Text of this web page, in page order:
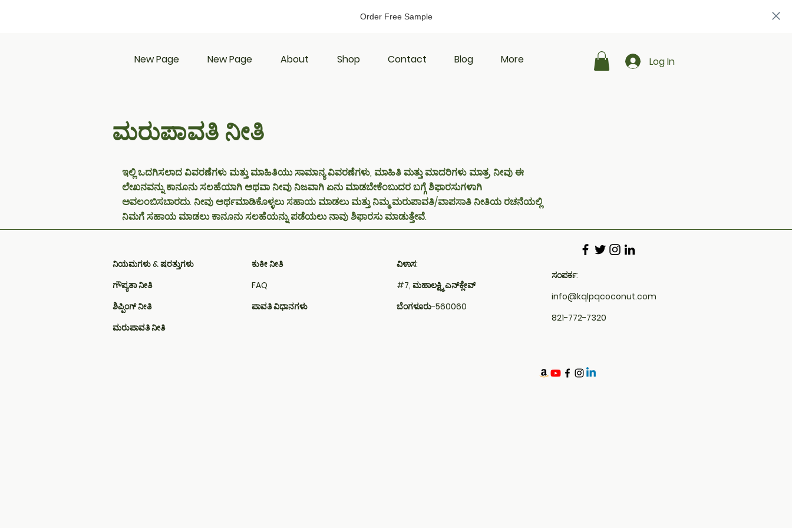
Order Free Sample
New Page New Page About Shop Contact Blog More Log In
ಮರುಪಾವತಿ ನೀತಿ
ಇಲ್ಲಿ ಒದಗಿಸಲಾದ ವಿವರಣೆಗಳು ಮತ್ತು ಮಾಹಿತಿಯು ಸಾಮಾನ್ಯ ವಿವರಣೆಗಳು, ಮಾಹಿತಿ ಮತ್ತು ಮಾದರಿಗಳು ಮಾತ್ರ. ನೀವು ಈ
ಲೇಖನವನ್ನು ಕಾನೂನು ಸಲಹೆಯಾಗಿ ಅಥವಾ ನೀವು ನಿಜವಾಗಿ ಏನು ಮಾಡಬೇಕೆಂಬುದರ ಬಗ್ಗೆ ಶಿಫಾರಸುಗಳಾಗಿ
ಅವಲಂಬಿಸಬಾರದು. ನೀವು ಅರ್ಥಮಾಡಿಕೊಳ್ಳಲು ಸಹಾಯ ಮಾಡಲು ಮತ್ತು ನಿಮ್ಮ ಮರುಪಾವತಿ/ವಾಪಸಾತಿ ನೀತಿಯ ರಚನೆಯಲ್ಲಿ
ನಿಮಗೆ ಸಹಾಯ ಮಾಡಲು ಕಾನೂನು ಸಲಹೆಯನ್ನು ಪಡೆಯಲು ನಾವು ಶಿಫಾರಸು ಮಾಡುತ್ತೇವೆ.
ನಿಯಮಗಳು & ಷರತ್ತುಗಳು
ಗೌಪ್ಯತಾ ನೀತಿ
ಶಿಪ್ಪಿಂಗ್ ನೀತಿ
ಮರುಪಾವತಿ ನೀತಿ
ಕುಕೀ ನೀತಿ​
FAQ​
ಪಾವತಿ ವಿಧಾನಗಳು
ವಿಳಾಸ:
#7, ಮಹಾಲಕ್ಷ್ಮಿ ಎನ್‌ಕ್ಲೇವ್
ಬೆಂಗಳೂರು-560060
ಸಂಪರ್ಕ:
info@kqlpqcoconut.com
821-772-7320